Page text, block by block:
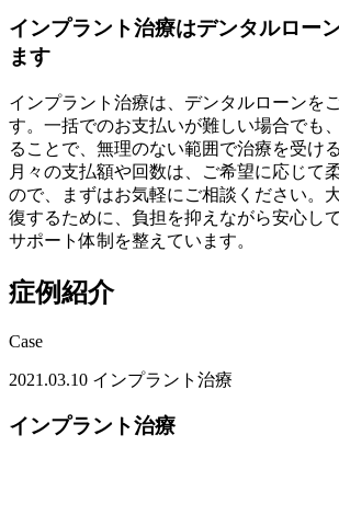
インプラント治療はデンタルロー
ます
インプラント治療は、デンタルローンを
す。一括でのお支払いが難しい場合でも
ることで、無理のない範囲で治療を受け
月々の支払額や回数は、ご希望に応じて
ので、まずはお気軽にご相談ください。
復するために、負担を抑えながら安心し
サポート体制を整えています。
症例紹介
Case
2021.03.10 インプラント治療
インプラント治療